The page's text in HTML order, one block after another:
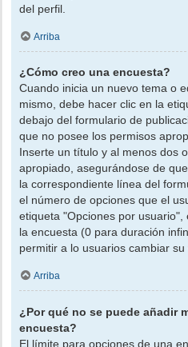
del perfil.
Arriba
¿Cómo creo una encuesta?
Cuando inicia un nuevo tema o
mismo, debe hacer clic en la
debajo del formulario de
que no posee los permisos
Inserte un título y al menos dos
apropiado, asegurándose de
la correspondiente línea del
el número de opciones que el
etiqueta "Opciones por
la encuesta (0 para duración
permitir a lo usuarios cambiar su
Arriba
¿Por qué no se puede añadir
encuesta?
El límite para opciones de una